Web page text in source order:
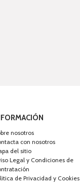
nosotros
con nosotros
del sitio
Legal y Condiciones de
de Privacidad y Cookies